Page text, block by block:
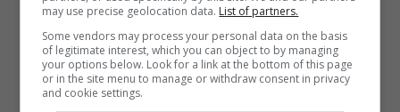
alternativi per la pulizia del proprio mezzo.
Una possibilità è quella di effettuare il
lavaggio all’interno della propria proprietà con
il cancello chiuso; in questo modo l’attività si
may use precise geolocation data. List of partners.
Some vendors may process your personal data on the basis
of legitimate interest, which you can object to by managing
your options below. Look for a link at the bottom of this page
or in the site menu to manage or withdraw consent in privacy
and cookie settings.